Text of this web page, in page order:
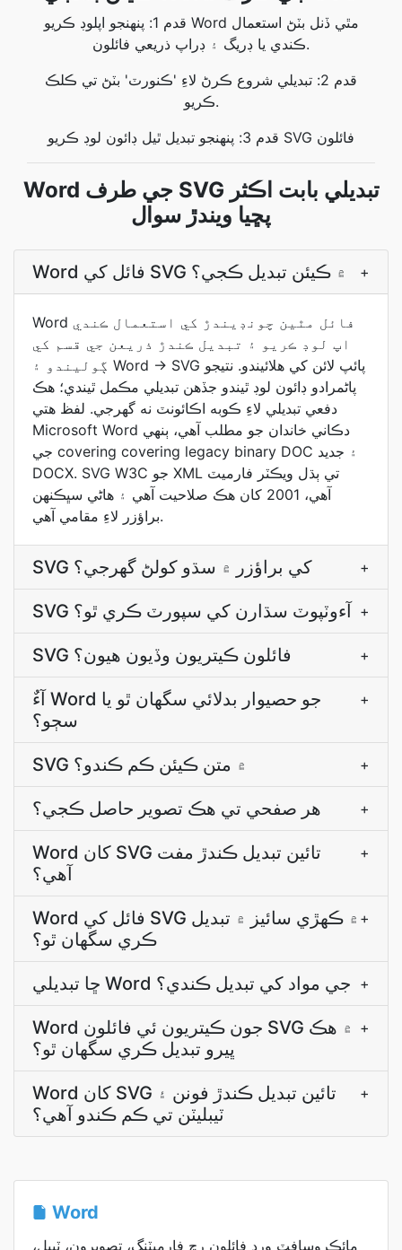
قدم 1: پنهنجو اپلوڊ ڪريو Word مٿي ڏنل بٽڻ استعمال
ڪندي يا ڊريگ ۽ ڊراپ ذريعي فائلون.
قدم 2: تبديلي شروع ڪرڻ لاءِ 'ڪنورٽ' بٽڻ تي ڪلڪ
ڪريو.
قدم 3: پنهنجو تبديل ٿيل ڊائون لوڊ ڪريو SVG فائلون
Word جي طرف SVG تبديلي بابت اڪثر
پڇيا ويندڙ سوال
Word فائل کي SVG ۾ ڪيئن تبديل ڪجي؟ +
Word فائل مٿين چونڊيندڙ کي استعمال ڪندي
اپ لوڊ ڪريو ۽ تبديل ڪندڙ ذريعن جي قسم کي
ڳوليندو ۽ Word → SVG پائپ لائن کي هلائيندو. نتيجو
پاڻمرادو ڊائون لوڊ ٿيندو جڏھن تبديلي مڪمل ٿيندي؛ هڪ
دفعي تبديلي لاءِ ڪوبه اڪائونٽ نه گھرجي. لفظ هتي
Microsoft Word دڪاني خاندان جو مطلب آهي، ٻنهي
جي covering covering legacy binary DOC ۽ جديد
DOCX. SVG W3C جو XML تي ٻڌل ويڪٽر فارميٽ
آھي، 2001 کان ھڪ صلاحيت آھي ۽ ھاڻي سڀڪنھن
براؤزر لاءِ مقامي آھي.
SVG کي براؤزر ۾ سڌو کولڻ گھرجي؟ +
SVG آءوٽپوٽ سڌارن کي سپورٽ ڪري ٿو؟ +
SVG فائلون ڪيتريون وڏيون هيون؟ +
آءٌ Word جو حصيوار بدلائي سگھان ٿو يا
سڄو؟
+
SVG ۾ متن ڪيئن ڪم ڪندو؟ +
هر صفحي تي هڪ تصوير حاصل ڪجي؟ +
Word کان SVG تائين تبديل ڪندڙ مفت
آهي؟
+
Word فائل کي SVG ۾ ڪهڙي سائيز ۾ تبديل
ڪري سگهان ٿو؟
+
ڇا تبديلي Word جي مواد کي تبديل ڪندي؟ +
Word جون ڪيتريون ئي فائلون SVG ۾ هڪ
ڀيرو تبديل ڪري سگهان ٿو؟
+
Word کان SVG تائين تبديل ڪندڙ فونن ۽
ٽيبليٽن تي ڪم ڪندو آھي؟
+
Word
مائڪروسافٽ ورڊ فائلون رچ فارميٽنگ، تصويرون، ٽيبل،